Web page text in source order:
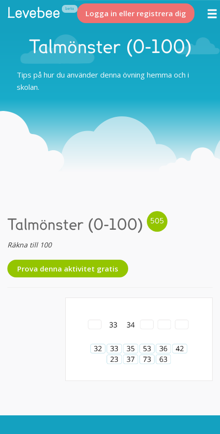
Logga in eller registrera dig
Talmönster (0-100)
Tips på hur du använder denna övning hemma och i
skolan.
Talmönster (0-100)
Räkna till 100
Prova denna aktivitet gratis